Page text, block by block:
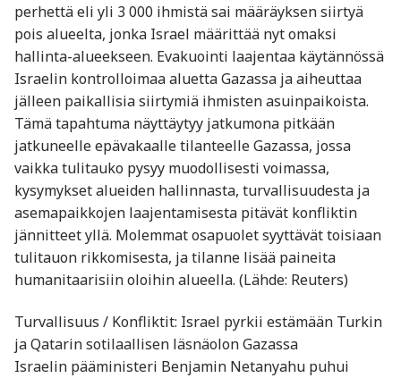
perhettä eli yli 3 000 ihmistä sai määräyksen siirtyä
pois alueelta, jonka Israel määrittää nyt omaksi
hallinta-alueekseen. Evakuointi laajentaa käytännössä
Israelin kontrolloimaa aluetta Gazassa ja aiheuttaa
jälleen paikallisia siirtymiä ihmisten asuinpaikoista.
Tämä tapahtuma näyttäytyy jatkumona pitkään
jatkuneelle epävakaalle tilanteelle Gazassa, jossa
vaikka tulitauko pysyy muodollisesti voimassa,
kysymykset alueiden hallinnasta, turvallisuudesta ja
asemapaikkojen laajentamisesta pitävät konfliktin
jännitteet yllä. Molemmat osapuolet syyttävät toisiaan
tulitauon rikkomisesta, ja tilanne lisää paineita
humanitaarisiin oloihin alueella. (Lähde: Reuters)
Turvallisuus / Konfliktit: Israel pyrkii estämään Turkin
ja Qatarin sotilaallisen läsnäolon Gazassa
Israelin pääministeri Benjamin Netanyahu puhui